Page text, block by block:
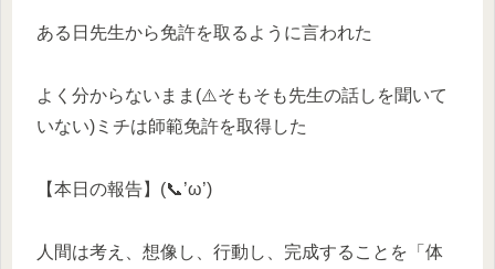
ある日先生から免許を取るように言われた
よく分からないまま(⚠️そもそも先生の話しを聞いて
いない)ミチは師範免許を取得した
【本日の報告】(📞’ω’)
人間は考え、想像し、行動し、完成することを「体